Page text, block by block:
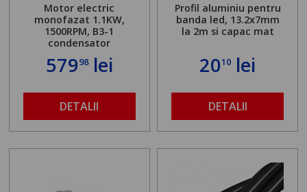
Motor electric
monofazat 1.1KW,
1500RPM, B3-1
condensator
57998lei
DETALII
Profil aluminiu pentru
banda led, 13.2x7mm
la 2m si capac mat
2010 lei
DETALII